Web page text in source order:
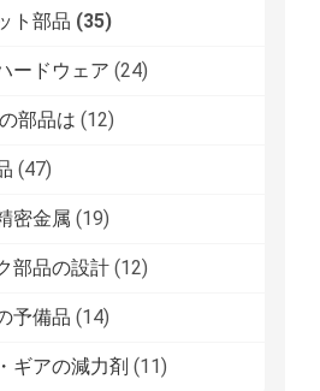
ト部品 (35)
ードウェア (24)
部品は (12)
(47)
密金属 (19)
部品の設計 (12)
予備品 (14)
ギアの減力剤 (11)